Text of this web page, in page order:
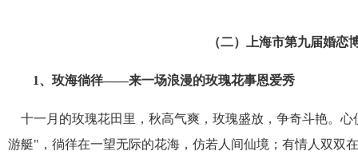
（二） 上海市第九届婚恋
1、玫海徜徉——来一场浪漫的玫瑰花事恩爱秀
十一月的玫瑰花田里，秋高气爽，玫瑰盛放，争奇斗艳。
游艇" ，徜徉在一望无际的花海，仿若人间仙境；有情人双